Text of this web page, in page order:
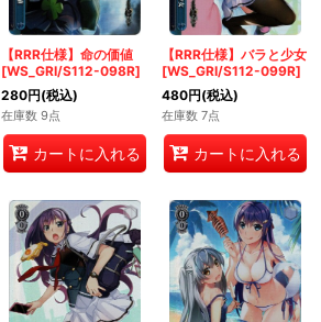
【RRR仕様】命の価値
[WS_GRI/S112-098R]
280円(税込)
在庫数 9点
カートに入れる
【RRR仕様】バラと少女
[WS_GRI/S112-099R]
480円(税込)
在庫数 7点
カートに入れる